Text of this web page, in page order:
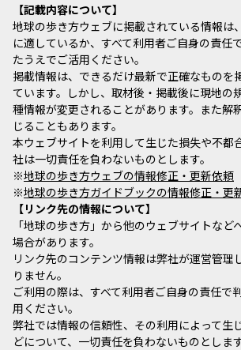
記載内容について
地球の歩き方ウェブに掲載されている情報は
に適しているか、すべて利用者ご自身の責任
たうえでご活用ください。
掲載情報は、できるだけ最新で正確なものを
ています。しかし、取材後・掲載後に現地の
種情報が変更されることがあります。また解
じることもあります。
本ウェブサイトを利用して生じた損失や不都
社は一切責任を負わないものとします。
※地球の歩き方ウェブの情報修正・更新依頼
※地球の歩き方ガイドブックの情報修正・更
リンク先の情報について
「地球の歩き方」から他のウェブサイトなど
場合があります。
リンク先のコンテンツ情報は弊社が運営管理
りません。
ご利用の際は、すべて利用者ご自身の責任で
用ください。
弊社では情報の信頼性、その利用によって生
どについて、一切責任を負わないものとします